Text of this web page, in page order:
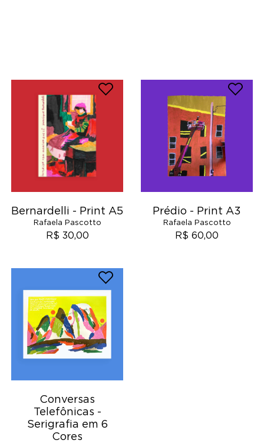
Bernardelli - Print A5
Rafaela Pascotto
R$ 30,00
Prédio - Print A3
Rafaela Pascotto
R$ 60,00
Conversas
Telefônicas -
Serigrafia em 6
Cores